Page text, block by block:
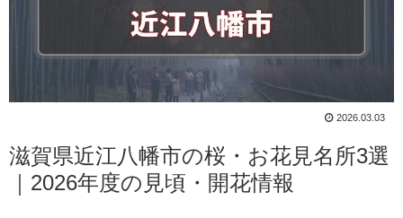
2026.03.03
滋賀県近江八幡市の桜・お花見名所3選
｜2026年度の見頃・開花情報